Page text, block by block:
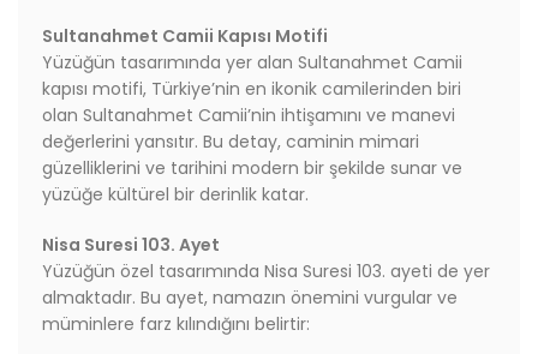
Sultanahmet Camii Kapısı Motifi
Yüzüğün tasarımında yer alan Sultanahmet Camii
kapısı motifi, Türkiye’nin en ikonik camilerinden biri
olan Sultanahmet Camii’nin ihtişamını ve manevi
değerlerini yansıtır. Bu detay, caminin mimari
güzelliklerini ve tarihini modern bir şekilde sunar ve
yüzüğe kültürel bir derinlik katar.
Nisa Suresi 103. Ayet
Yüzüğün özel tasarımında Nisa Suresi 103. ayeti de yer
almaktadır. Bu ayet, namazın önemini vurgular ve
müminlere farz kılındığını belirtir: